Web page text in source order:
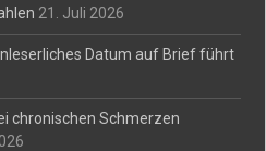
21. Juli 2026
Datum auf Brief führt
chronischen Schmerzen